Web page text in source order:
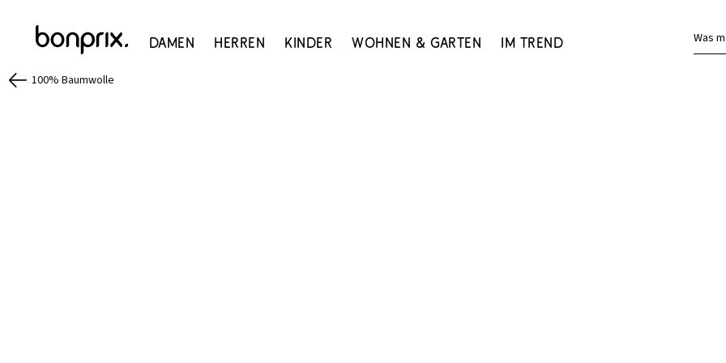
Damen Herren Kinder Wohnen & Garten Im Trend Was
100% Baumwolle